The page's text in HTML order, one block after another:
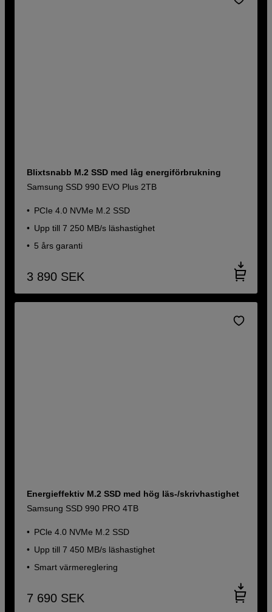
Blixtsnabb M.2 SSD med låg energiförbrukning
Samsung SSD 990 EVO Plus 2TB
PCIe 4.0 NVMe M.2 SSD
Upp till 7 250 MB/s läshastighet
5 års garanti
3 890 SEK
Energieffektiv M.2 SSD med hög läs-/skrivhastighet
Samsung SSD 990 PRO 4TB
PCle 4.0 NVMe M.2 SSD
Upp till 7 450 MB/s läshastighet
Smart värmereglering
7 690 SEK